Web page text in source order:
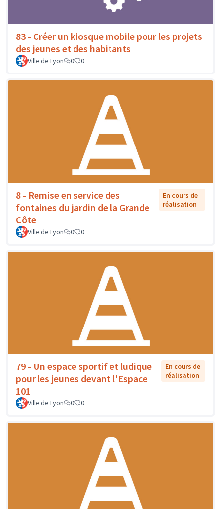
83 - Créer un kiosque mobile pour les projets
des jeunes et des habitants
Ville de Lyon 0 0
8 - Remise en service des
fontaines du jardin de la Grande
Côte
En cours de
réalisation
Ville de Lyon 0 0
79 - Un espace sportif et ludique
pour les jeunes devant l'Espace
101
En cours de
réalisation
Ville de Lyon 0 0